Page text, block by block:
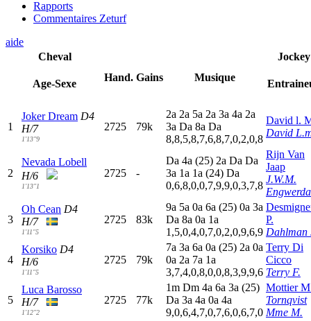
Rapports
Commentaires Zeturf
aide
Cheval
Age-Sexe
Hand. Gains Musique
Jockey
1
Joker Dream D4
H/7
1'13"9
2725 79k
2a 2a 5a 2a 3a 4a 2a
3a Da 8a Da
8,8,5,8,7,6,8,7,0,2,0,8
David l.
David
2
Nevada Lobell
H/6
1'13"1
2725 -
Da 4a (25) 2a Da Da
3a 1a 1a (24) Da
0,6,8,0,0,7,9,9,0,3,7,8
Rijn Van
Jaap
J.W.M.
Engwerda
3
Oh Cean D4
H/7
1'11"5
2725 83k
9a 5a 0a 6a (25) 0a 3a
Da 8a 0a 1a
1,5,0,4,0,7,0,2,0,9,6,9
P.
Dahlman
4
Korsiko D4
H/6
1'11"5
2725 79k
7a 3a 6a 0a (25) 2a 0a
0a 2a 7a 1a
3,7,4,0,8,0,0,8,3,9,9,6
Terry Di
Cicco
Terry F.
5
Luca Barosso
H/7
1'12"2
2725 77k
1m Dm 4a 6a 3a (25)
Da 3a 4a 0a 4a
9,0,6,4,7,0,7,6,0,6,7,0
Mottier
Tornqvist
Mme M.